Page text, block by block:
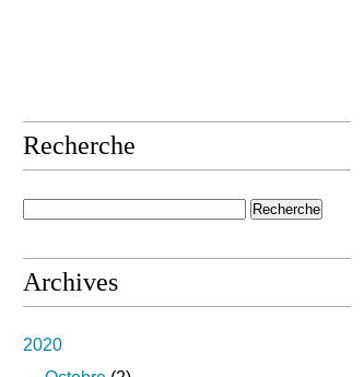
Recherche
Archives
2020